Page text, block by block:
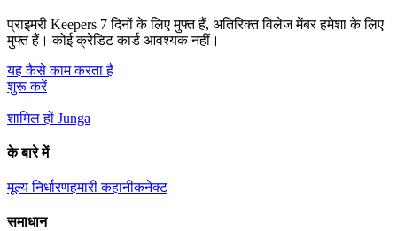
प्राइमरी Keepers 7 दिनों के लिए मुफ्त हैं, अतिरिक्त विलेज मेंबर हमेशा के लिए
मुफ्त हैं। कोई क्रेडिट कार्ड आवश्यक नहीं।
यह कैसे काम करता है
शुरू करें
शामिल हों Junga
के बारे में
मूल्य निर्धारणहमारी कहानीकनेक्ट
समाधान